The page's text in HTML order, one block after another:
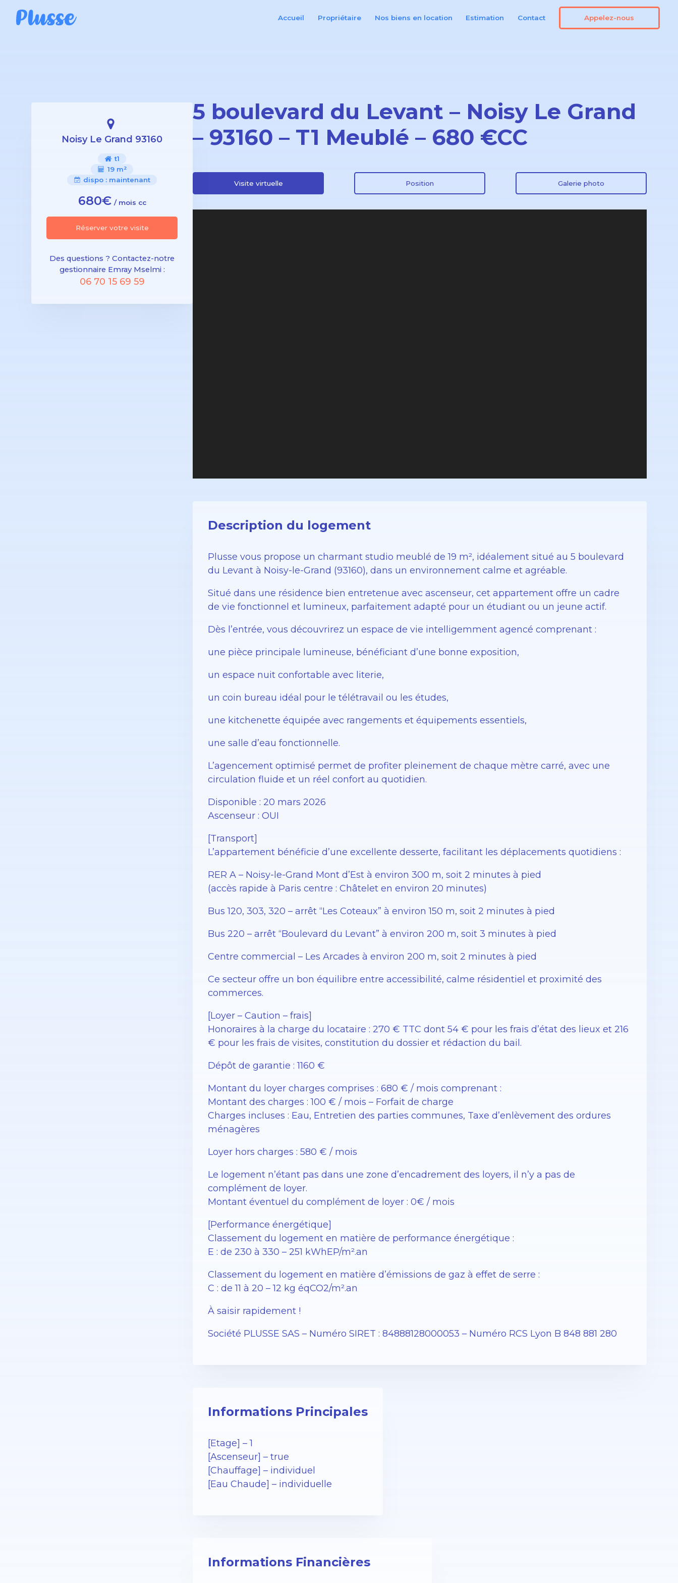
Accueil Propriétaire Nos biens en location Estimation Contact Appelez-nous
Noisy Le Grand 93160
t1
19 m²
dispo : maintenant
680€ / mois cc
Réserver votre visite
Des questions ? Contactez-notre
gestionnaire Emray Mselmi :
06 70 15 69 59
5 boulevard du Levant – Noisy Le Grand
– 93160 – T1 Meublé – 680 €CC
Visite virtuelle Position Galerie photo
Description du logement
Plusse vous propose un charmant studio meublé de 19 m², idéalement situé au 5 boulevard
du Levant à Noisy-le-Grand (93160), dans un environnement calme et agréable.
Situé dans une résidence bien entretenue avec ascenseur, cet appartement offre un cadre
de vie fonctionnel et lumineux, parfaitement adapté pour un étudiant ou un jeune actif.
Dès l’entrée, vous découvrirez un espace de vie intelligemment agencé comprenant :
une pièce principale lumineuse, bénéficiant d’une bonne exposition,
un espace nuit confortable avec literie,
un coin bureau idéal pour le télétravail ou les études,
une kitchenette équipée avec rangements et équipements essentiels,
une salle d’eau fonctionnelle.
L’agencement optimisé permet de profiter pleinement de chaque mètre carré, avec une
circulation fluide et un réel confort au quotidien.
Disponible : 20 mars 2026
Ascenseur : OUI
[Transport]
L’appartement bénéficie d’une excellente desserte, facilitant les déplacements quotidiens :
RER A – Noisy-le-Grand Mont d’Est à environ 300 m, soit 2 minutes à pied
(accès rapide à Paris centre : Châtelet en environ 20 minutes)
Bus 120, 303, 320 – arrêt “Les Coteaux” à environ 150 m, soit 2 minutes à pied
Bus 220 – arrêt “Boulevard du Levant” à environ 200 m, soit 3 minutes à pied
Centre commercial – Les Arcades à environ 200 m, soit 2 minutes à pied
Ce secteur offre un bon équilibre entre accessibilité, calme résidentiel et proximité des
commerces.
[Loyer – Caution – frais]
Honoraires à la charge du locataire : 270 € TTC dont 54 € pour les frais d’état des lieux et 216
€ pour les frais de visites, constitution du dossier et rédaction du bail.
Dépôt de garantie : 1160 €
Montant du loyer charges comprises : 680 € / mois comprenant :
Montant des charges : 100 € / mois – Forfait de charge
Charges incluses : Eau, Entretien des parties communes, Taxe d’enlèvement des ordures
ménagères
Loyer hors charges : 580 € / mois
Le logement n’étant pas dans une zone d’encadrement des loyers, il n’y a pas de
complément de loyer.
Montant éventuel du complément de loyer : 0€ / mois
[Performance énergétique]
Classement du logement en matière de performance énergétique :
E : de 230 à 330 – 251 kWhEP/m².an
Classement du logement en matière d’émissions de gaz à effet de serre :
C : de 11 à 20 – 12 kg éqCO2/m².an
À saisir rapidement !
Société PLUSSE SAS – Numéro SIRET : 84888128000053 – Numéro RCS Lyon B 848 881 280
Informations Principales
[Etage] – 1
[Ascenseur] – true
[Chauffage] – individuel
[Eau Chaude] – individuelle
Informations Financières